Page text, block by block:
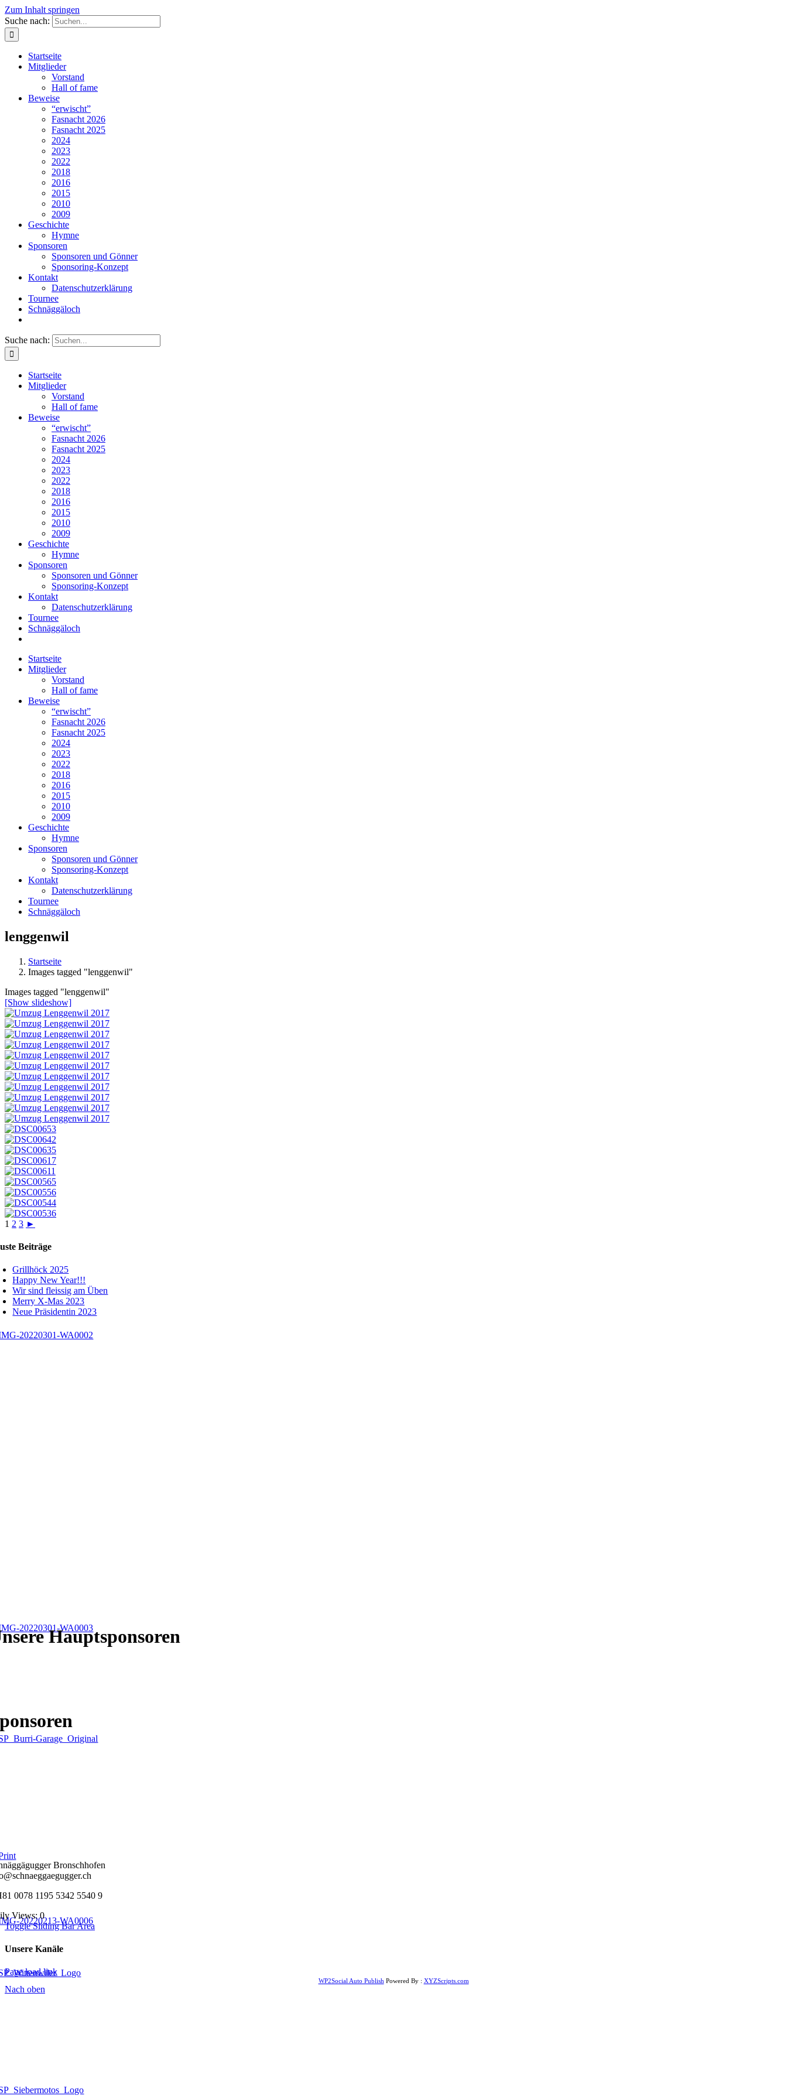
Zum Inhalt springen
Suche nach:
Startseite
Mitglieder
Vorstand
Hall of fame
Beweise
“erwischt”
Fasnacht 2026
Fasnacht 2025
2024
2023
2022
2018
2016
2015
2010
2009
Geschichte
Hymne
Sponsoren
Sponsoren und Gönner
Sponsoring-Konzept
Kontakt
Datenschutzerklärung
Tournee
Schnäggäloch
Suche nach:
Startseite
Mitglieder
Vorstand
Hall of fame
Beweise
“erwischt”
Fasnacht 2026
Fasnacht 2025
2024
2023
2022
2018
2016
2015
2010
2009
Geschichte
Hymne
Sponsoren
Sponsoren und Gönner
Sponsoring-Konzept
Kontakt
Datenschutzerklärung
Tournee
Schnäggäloch
Startseite
Mitglieder
Vorstand
Hall of fame
Beweise
“erwischt”
Fasnacht 2026
Fasnacht 2025
2024
2023
2022
2018
2016
2015
2010
2009
Geschichte
Hymne
Sponsoren
Sponsoren und Gönner
Sponsoring-Konzept
Kontakt
Datenschutzerklärung
Tournee
Schnäggäloch
lenggenwil
Startseite
Images tagged "lenggenwil"
Images tagged "lenggenwil"
[Show slideshow]
1 2 3 ►
Beiträge
Grillhöck 2025
Happy New Year!!!
Wir sind fleissig am Üben
Merry X-Mas 2023
Neue Präsidentin 2023
Hauptsponsoren
Bronschhofen
0078 1195 5342 5540 9
Views: 0
Toggle Sliding Bar Area
Unsere Kanäle
Page load link
WP2Social Auto Publish Powered By : XYZScripts.com
Nach oben